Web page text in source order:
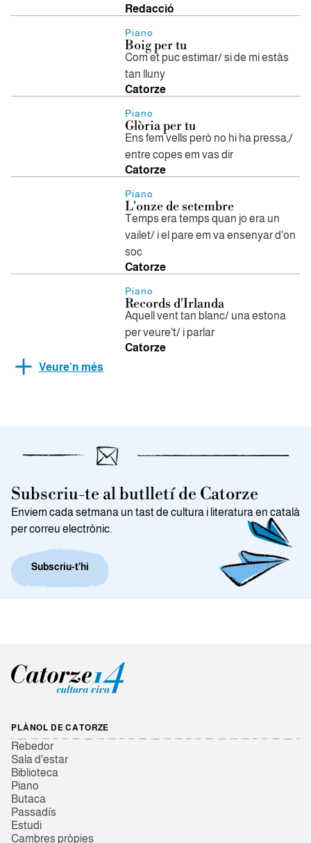
Redacció
Piano
Boig per tu
Com et puc estimar/ si de mi estàs
tan lluny
Catorze
Piano
Glòria per tu
Ens fem vells però no hi ha pressa,/
entre copes em vas dir
Catorze
Piano
L'onze de setembre
Temps era temps quan jo era un
vailet/ i el pare em va ensenyar d'on
soc
Catorze
Piano
Records d'Irlanda
Aquell vent tan blanc/ una estona
per veure't/ i parlar
Catorze
Veure’n més
Subscriu-te al butlletí de Catorze
Enviem cada setmana un tast de cultura i literatura en català
per correu electrònic.
Subscriu-t’hi
PLÀNOL DE CATORZE
Rebedor
Sala d'estar
Biblioteca
Piano
Butaca
Passadís
Estudi
Cambres pròpies